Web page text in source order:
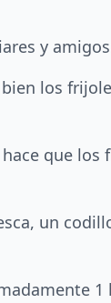
y
los
que los
un
1